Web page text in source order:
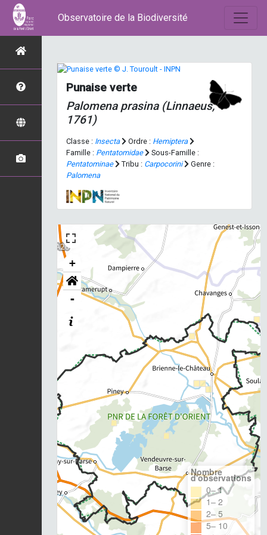
Observatoire de la Biodiversité
Punaise verte
Palomena prasina(Linnaeus,
1761)
Classe : Insecta Ordre : Hemiptera
Famille : Pentatomidae
Sous-Famille :
Pentatominae
Tribu : Carpocorini
Genre :
Palomena
+
-
Nombre
d'observations
0– 1
1– 2
2– 5
5– 10